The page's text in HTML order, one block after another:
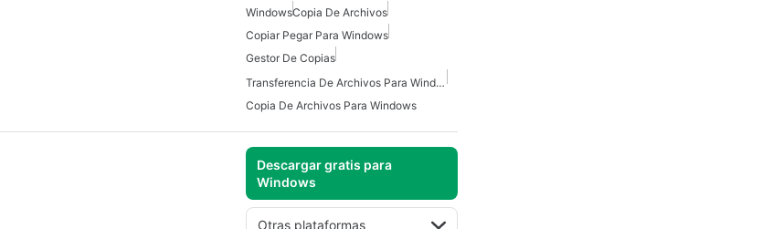
WindowsCopia De Archivos
Copiar Pegar Para Windows
Gestor De Copias
Transferencia De Archivos Para Windows
Copia De Archivos Para Windows
Descargar gratis para
Windows
Otras plataformas